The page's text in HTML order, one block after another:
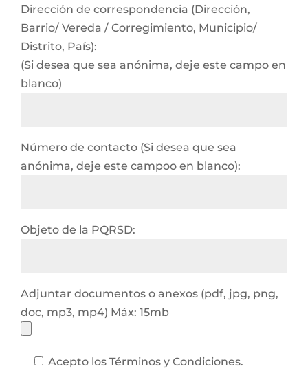
Dirección de correspondencia (Dirección,
Barrio/ Vereda / Corregimiento, Municipio/
Distrito, País):
(Si desea que sea anónima, deje este campo en
blanco)
Número de contacto (Si desea que sea
anónima, deje este campoo en blanco):
Objeto de la PQRSD:
Adjuntar documentos o anexos (pdf, jpg, png,
doc, mp3, mp4) Máx: 15mb
Acepto los Términos y Condiciones.